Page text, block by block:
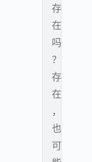
存
在
吗
？
存
在
，
也
可